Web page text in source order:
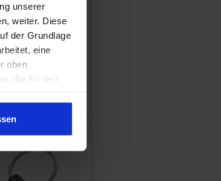
unserer
weiter. Diese
der Grundlage
eine
oben
die für den